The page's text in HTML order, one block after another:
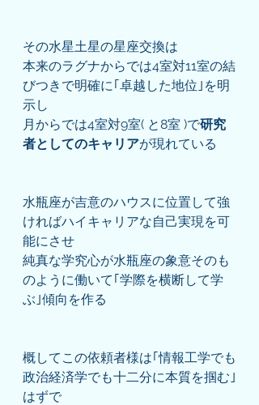
その水星土星の星座交換は
本来のラグナからでは4室対11室の結
びつきで明確に｢卓越した地位｣を明
示し
月からでは4室対9室( と8室 )で研究
者としてのキャリアが現れている
水瓶座が吉意のハウスに位置して強
ければハイキャリアな自己実現を可
能にさせ
純真な学究心が水瓶座の象意そのも
のように働いて｢学際を横断して学
ぶ｣傾向を作る
概してこの依頼者様は｢情報工学でも
政治経済学でも十二分に本質を掴む｣
はずで